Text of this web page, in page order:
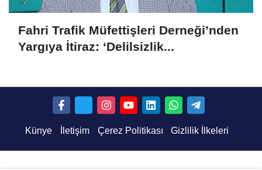
Fahri Trafik Müfettişleri Derneği’nden
Yargıya İtiraz: ‘Delilsizlik...
Künye İletişim Çerez Politikası Gizlilik İlkeleri